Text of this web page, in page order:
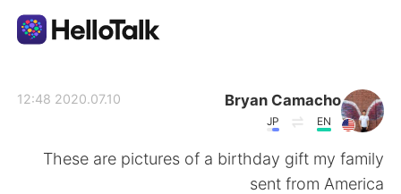
Bryan Camacho
EN
JP
2020.07.10 12:48
These are pictures of a birthday gift my family
sent from America